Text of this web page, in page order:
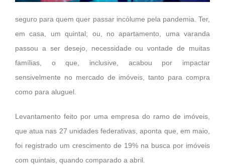
seguro para quem quer passar incólume pela pandemia. Ter,
em casa, um quintal; ou, no apartamento, uma varanda
passou a ser desejo, necessidade ou vontade de muitas
famílias, o que, inclusive, acabou por impactar
sensivelmente no mercado de imóveis, tanto para compra
como para aluguel.
Levantamento feito por uma empresa do ramo de imóveis,
que atua nas 27 unidades federativas, aponta que, em maio,
foi registrado um crescimento de 19% na busca por imóveis
com quintais, quando comparado a abril.